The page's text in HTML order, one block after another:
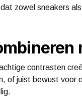
zowel sneakers
contrasten
of juist bewust voor